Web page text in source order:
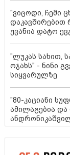
"ვიცოდი, ჩემი
დაკავშირებით
ჟვანია დატო
"ლუკას სახით,
ოჯახს" - ნინი
სიყვარულზე
"80-კაციანი
ამილაგებია და